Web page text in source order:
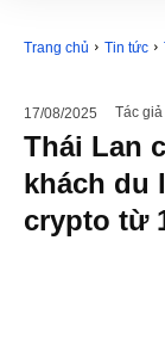
Trang chủ Tin tức
17/08/2025 Tác giả
Thái Lan
khách du
crypto từ